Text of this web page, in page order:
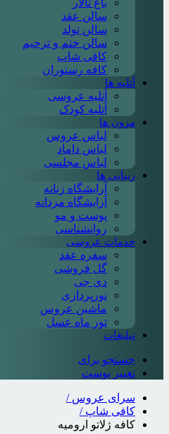
باغ تالار
سالن عقد
سالن تولد
سالن ختم و ترحیم
کافی شاپ
کافه رستوران
آتلیه ها
آتلیه عروسی
آتلیه کودک
مزون ها
لباس عروس
لباس داماد
لباس مجلسی
زیبایی ها
آرایشگاه زنانه
آرایشگاه مردانه
پوست و مو
روانشناسی
خدمات عروسی
سفره عقد
گل فروشی
دی جی
نورپردازی
ماشین عروس
تور ماه عسل
تبلیغات
جستجو برای
تغییر پوست
سرای عروس /
کافی شاپ /
کافه ژلاتو ارومیه